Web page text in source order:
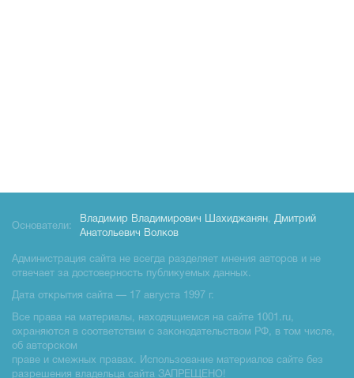
Основатели:
Владимир Владимирович Шахиджанян, Дмитрий
Анатольевич Волков
Администрация сайта не всегда разделяет мнения авторов и не
отвечает за достоверность публикуемых данных.
Дата открытия сайта — 17 августа 1997 г.
Все права на материалы, находящиемся на сайте 1001.ru,
охраняются в соответствии с законодательством РФ, в том числе,
об авторском
праве и смежных правах. Использование материалов сайте без
разрешения владельца сайта ЗАПРЕЩЕНО!